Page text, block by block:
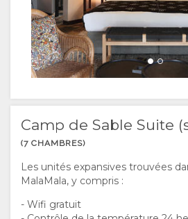
Camp de Sable Suite
(7 CHAMBRES)
Les unités expansives trouvées
MalaMala, y compris :
- Wifi gratuit